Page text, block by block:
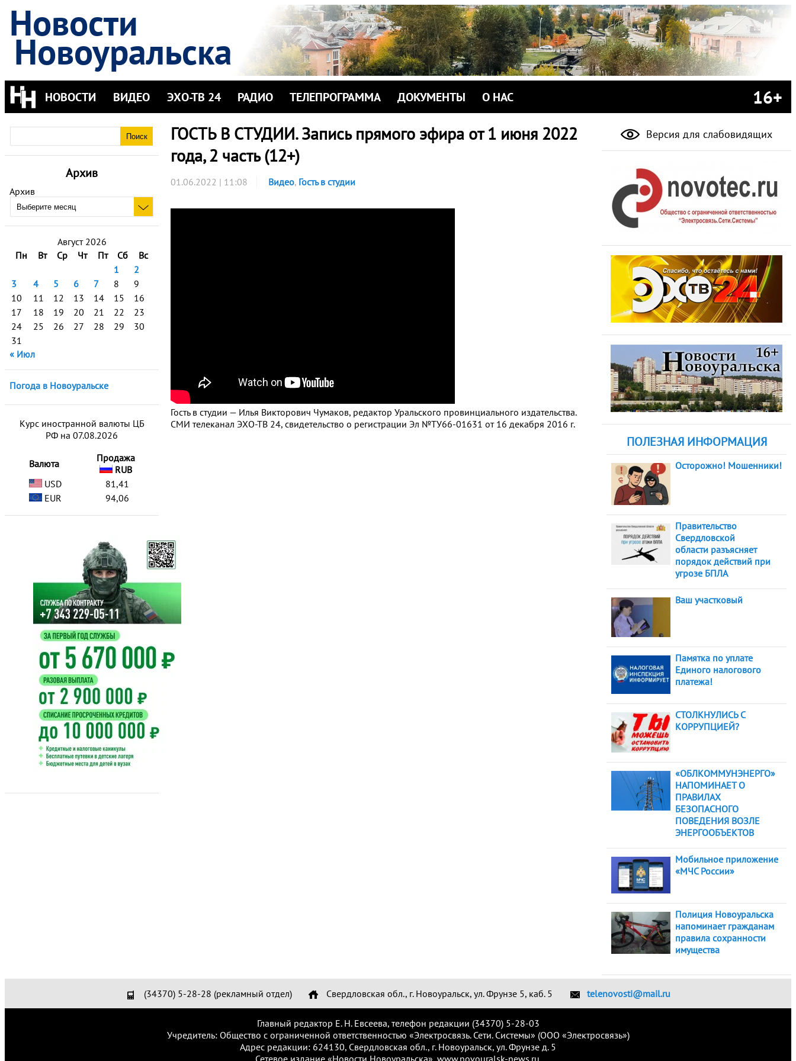
Новости
Новоуральска
НОВОСТИ ВИДЕО ЭХО-ТВ 24 РАДИО ТЕЛЕПРОГРАММА ДОКУМЕНТЫ О НАС 16+
Архив
Архив
Август 2026
Пн
Вт Ср Чт Пт Сб
Вс
1
2
3
4 5 6 7 8
9
10
11 12 13 14 15
16
17
18 19 20 21 22
23
24
25 26 27 28 29
30
31
« Июл
Погода в Новоуральске
Курс иностранной валюты ЦБ
РФ на 07.08.2026
Валюта
Продажа
RUB
USD
81,41
EUR
94,06
ГОСТЬ В СТУДИИ. Запись прямого эфира от 1 июня 2022
года, 2 часть (12+)
01.06.2022 | 11:08 Видео, Гость в студии
Гость в студии — Илья Викторович Чумаков, редактор Уральского провинциального издательства.
СМИ телеканал ЭХО-ТВ 24, свидетельство о регистрации Эл №ТУ66-01631 от 16 декабря 2016 г.
Версия для слабовидящих
ПОЛЕЗНАЯ ИНФОРМАЦИЯ
Осторожно! Мошенники!
Правительство
Свердловской
области разъясняет
порядок действий при
угрозе БПЛА
Ваш участковый
Памятка по уплате
Единого налогового
платежа!
СТОЛКНУЛИСЬ С
КОРРУПЦИЕЙ?
«ОБЛКОММУНЭНЕРГО»
НАПОМИНАЕТ О
ПРАВИЛАХ
БЕЗОПАСНОГО
ПОВЕДЕНИЯ ВОЗЛЕ
ЭНЕРГООБЪЕКТОВ
Мобильное приложение
«МЧС России»
Полиция Новоуральска
напоминает гражданам
правила сохранности
имущества
(34370) 5-28-28 (рекламный отдел) Свердловская обл., г. Новоуральск, ул. Фрунзе 5, каб. 5 telenovosti@mail.ru
Главный редактор Е. Н. Евсеева, телефон редакции (34370) 5-28-03
Учредитель: Общество с ограниченной ответственностью «Электросвязь. Сети. Системы» (ООО «Электросвязь»)
Адрес редакции: 624130, Свердловская обл., г. Новоуральск, ул. Фрунзе д. 5